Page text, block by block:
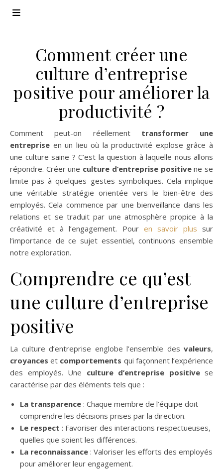
Comment créer une
culture d’entreprise
positive pour améliorer la
productivité ?
Comment peut-on réellement transformer une
entreprise en un lieu où la productivité explose grâce à
une culture saine ? C’est la question à laquelle nous allons
répondre. Créer une culture d’entreprise positivene se
limite pas à quelques gestes symboliques. Cela implique
une véritable stratégie orientée vers le bien-être des
employés. Cela commence par une bienveillance dans les
relations et se traduit par une atmosphère propice à la
créativité et à l’engagement. Pour en savoir plus sur
l’importance de ce sujet essentiel, continuons ensemble
notre exploration.
Comprendre ce qu’est
une culture d’entreprise
positive
La culture d’entreprise englobe l’ensemble des valeurs,
croyances et comportements qui façonnent l’expérience
des employés. Une culture d’entreprise positivese
caractérise par des éléments tels que :
La transparence : Chaque membre de l’équipe doit
comprendre les décisions prises par la direction.
Le respect : Favoriser des interactions respectueuses,
quelles que soient les différences.
La reconnaissance : Valoriser les efforts des employés
pour améliorer leur engagement.